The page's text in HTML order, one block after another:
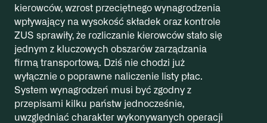
kierowców, wzrost przeciętnego wynagrodzenia
wpływający na wysokość składek oraz kontrole
ZUS sprawiły, że rozliczanie kierowców stało się
jednym z kluczowych obszarów zarządzania
firmą transportową. Dziś nie chodzi już
wyłącznie o poprawne naliczenie listy płac.
System wynagrodzeń musi być zgodny z
przepisami kilku państw jednocześnie,
uwzględniać charakter wykonywanych operacji